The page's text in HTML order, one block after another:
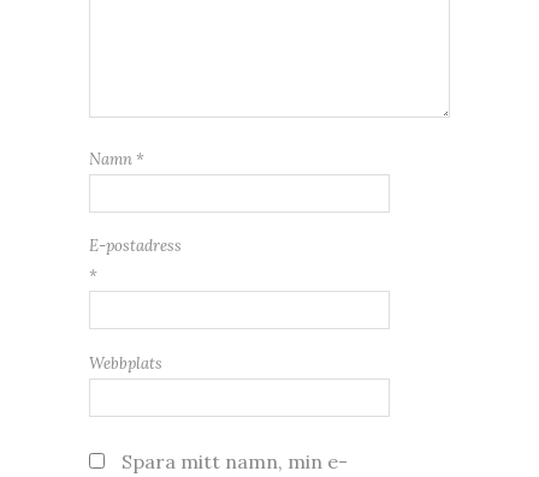
Namn *
E-postadress
*
Webbplats
Spara mitt namn, min e-